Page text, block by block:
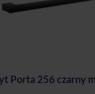
Porta 256 czarny